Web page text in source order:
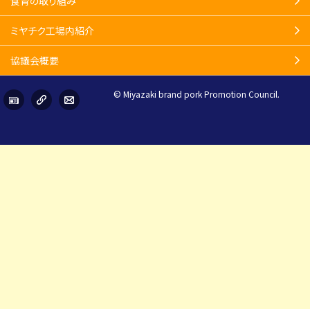
ミヤチク工場内紹介
協議会概要
© Miyazaki brand pork Promotion Council.